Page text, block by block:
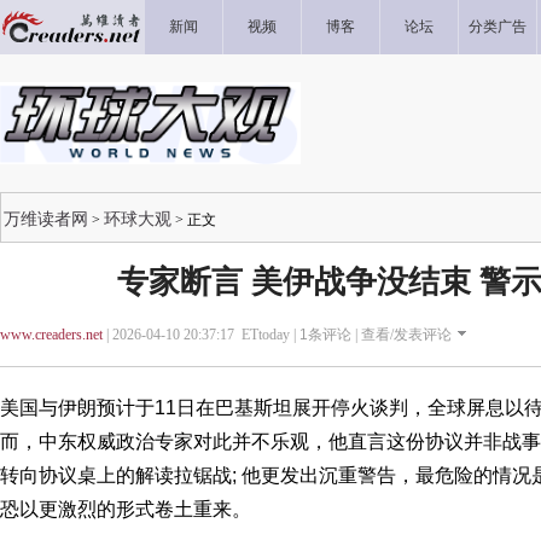
新闻 视频 博客 论坛 分类广告
万维读者网 > 环球大观 > 正文
专家断言 美伊战争没结束 警
www.creaders.net| 2026-04-10 20:37:17 ETtoday | 1条评论 | 查看/发表评论
美国与伊朗预计于11日在巴基斯坦展开停火谈判，全球屏息以
而，中东权威政治专家对此并不乐观，他直言这份协议并非战
转向协议桌上的解读拉锯战; 他更发出沉重警告，最危险的情况
恐以更激烈的形式卷土重来。